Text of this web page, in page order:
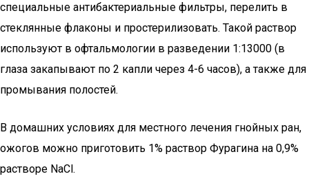
специальные антибактериальные фильтры, перелить в
стеклянные флаконы и простерилизовать. Такой раствор
используют в офтальмологии в разведении 1:13000 (в
глаза закапывают по 2 капли через 4-6 часов), а также для
промывания полостей.
В домашних условиях для местного лечения гнойных ран,
ожогов можно приготовить 1% раствор Фурагина на 0,9%
растворе NaCl.